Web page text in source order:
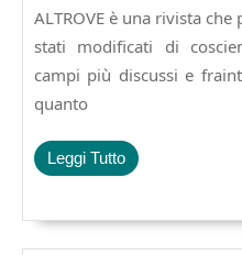
216.
€18.00
2025
ALTROVE è una rivista
stati modificati di
campi più discussi e
quanto
Leggi TuttoLeggi
Tutto